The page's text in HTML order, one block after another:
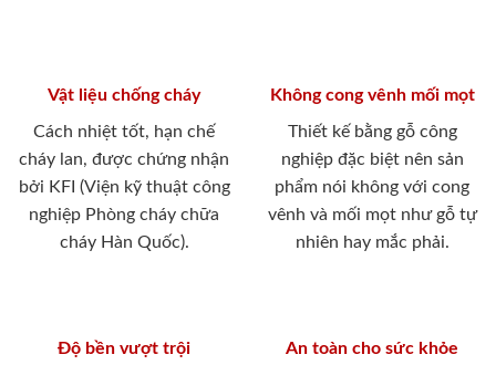
Vật liệu chống cháy
Cách nhiệt tốt, hạn chế
cháy lan, được chứng nhận
bởi KFI (Viện kỹ thuật công
nghiệp Phòng cháy chữa
cháy Hàn Quốc).
Không cong vênh mối mọt
Thiết kế bằng gỗ công
nghiệp đặc biệt nên sản
phẩm nói không với cong
vênh và mối mọt như gỗ tự
nhiên hay mắc phải.
Độ bền vượt trội An toàn cho sức khỏe